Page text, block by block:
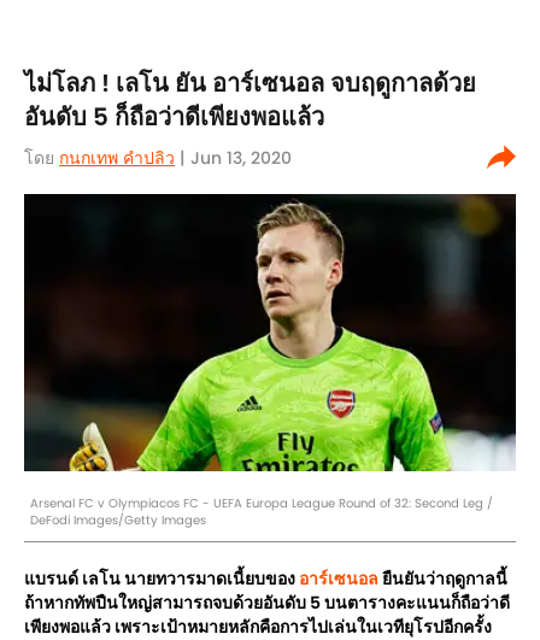
ไม่โลภ ! เลโน ยัน อาร์เซนอล จบฤดูกาลด้วย
อันดับ 5 ก็ถือว่าดีเพียงพอแล้ว
โดย กนกเทพ คำปลิว | Jun 13, 2020
Arsenal FC v Olympiacos FC - UEFA Europa League Round of 32: Second Leg /
DeFodi Images/Getty Images
แบรนด์ เลโน นายทวารมาดเนี้ยบของ อาร์เซนอล ยืนยันว่าฤดูกาลนี้
ถ้าหากทัพปืนใหญ่สามารถจบด้วยอันดับ 5 บนตารางคะแนนก็ถือว่าดี
เพียงพอแล้ว เพราะเป้าหมายหลักคือการไปเล่นในเวทียุโรปอีกครั้ง